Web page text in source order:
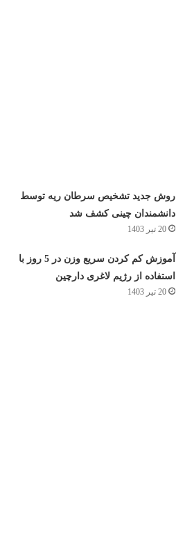
روش جدید تشخیص سرطان ریه توسط
دانشمندان چینی کشف شد
20 تیر 1403
آموزش کم کردن سریع وزن در 5 روز با
استفاده از رژیم لاغری دارچین
20 تیر 1403